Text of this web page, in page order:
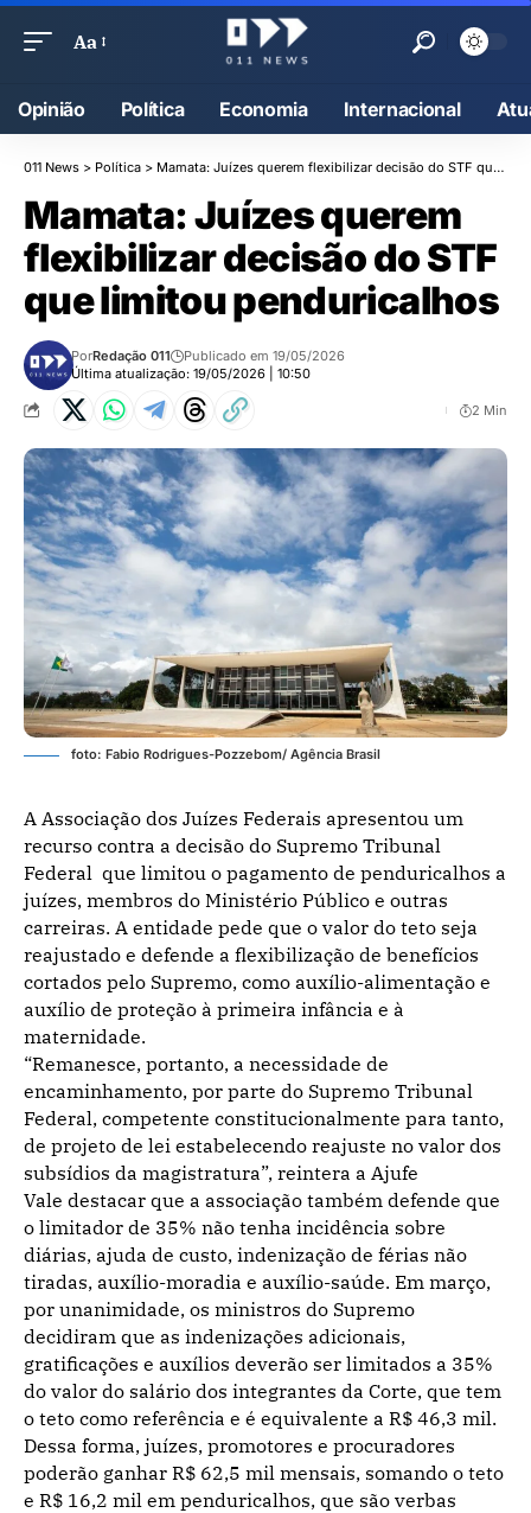
Aa
Opinião Política Economia Internacional
011 News > Política > Mamata: Juízes querem flexibilizar decisão do STF que limitou penduricalhos
Mamata: Juízes querem
flexibilizar decisão do STF
que limitou penduricalhos
Última atualização: 19/05/2026 | 10:50
PorRedação 011 Publicado em 19/05/2026
2 Min
foto: Fabio Rodrigues-Pozzebom/ Agência Brasil
A Associação dos Juízes Federais apresentou um
recurso contra a decisão do Supremo Tribunal
Federal que limitou o pagamento de penduricalhos a
juízes, membros do Ministério Público e outras
carreiras. A entidade pede que o valor do teto seja
reajustado e defende a flexibilização de benefícios
cortados pelo Supremo, como auxílio-alimentação e
auxílio de proteção à primeira infância e à
maternidade.
“Remanesce, portanto, a necessidade de
encaminhamento, por parte do Supremo Tribunal
Federal, competente constitucionalmente para tanto,
de projeto de lei estabelecendo reajuste no valor dos
subsídios da magistratura”, reintera a Ajufe
Vale destacar que a associação também defende que
o limitador de 35% não tenha incidência sobre
diárias, ajuda de custo, indenização de férias não
tiradas, auxílio-moradia e auxílio-saúde. Em março,
por unanimidade, os ministros do Supremo
decidiram que as indenizações adicionais,
gratificações e auxílios deverão ser limitados a 35%
do valor do salário dos integrantes da Corte, que tem
o teto como referência e é equivalente a R$ 46,3 mil.
Dessa forma, juízes, promotores e procuradores
poderão ganhar R$ 62,5 mil mensais, somando o teto
e R$ 16,2 mil em penduricalhos, que são verbas